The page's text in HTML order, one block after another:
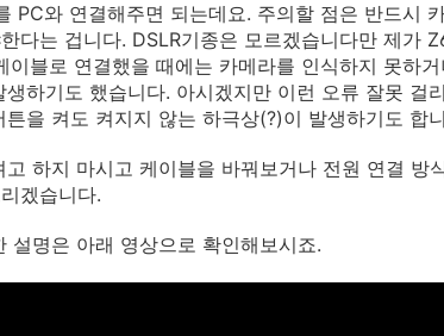
PC와 연결해주면 되는데요. 주의할 점은 반드시
다는 겁니다. DSLR기종은 모르겠습니다만 제가
이블로 연결했을 때에는 카메라를 인식하지 못하
하기도 했습니다. 아시겠지만 이런 오류 잘못 걸
튼을 켜도 켜지지 않는 하극상(?)이 발생하기도 합
고 하지 마시고 케이블을 바꿔보거나 전원 연결 방
겠습니다.
설명은 아래 영상으로 확인해보시죠.